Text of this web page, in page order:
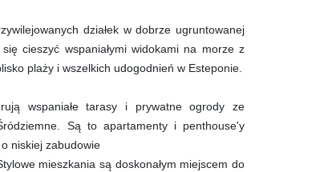
działek w dobrze ugruntowanej
cieszyć wspaniałymi widokami na morze z
plaży i wszelkich udogodnień w Esteponie.
wspaniałe tarasy i prywatne ogrody ze
Są to apartamenty i penthouse'y
niskiej zabudowie
mieszkania są doskonałym miejscem do